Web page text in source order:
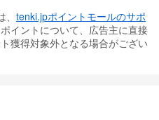
tenki.jpポイントモールのサポ
イントについて、広告主に直接
獲得対象外となる場合がござい